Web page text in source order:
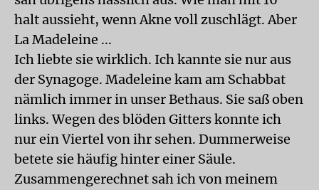
halt aussieht, wenn Akne voll zuschlägt. Aber
La Madeleine ...
Ich liebte sie wirklich. Ich kannte sie nur aus
der Synagoge. Madeleine kam am Schabbat
nämlich immer in unser Bethaus. Sie saß oben
links. Wegen des blöden Gitters konnte ich
nur ein Viertel von ihr sehen. Dummerweise
betete sie häufig hinter einer Säule.
Zusammengerechnet sah ich von meinem